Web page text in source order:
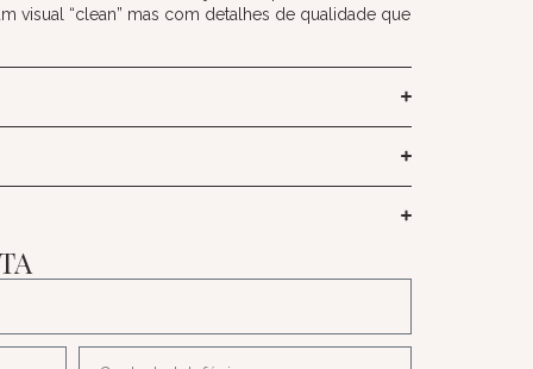
visual “clean” mas com detalhes de qualidade que